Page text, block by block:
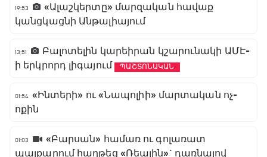
19:53
«Ալաշկերտը» մարզական հավաք
կանցկացնի Անթալիայում
13:51
Բալոտելին կարեիրան կշարունակի ԱՄԷ-
ի երկրորդ լիգայում
ՊԱՇՏՈՆԱԿԱՆ
01:54 «Ինտերի» ու «Նապոլիի» մարտական ոչ-
ոքին
01:03
«Բարսան» համառ ու գոլառատ
պայքարում հաղթեց «Ռեալին»` դառնալով